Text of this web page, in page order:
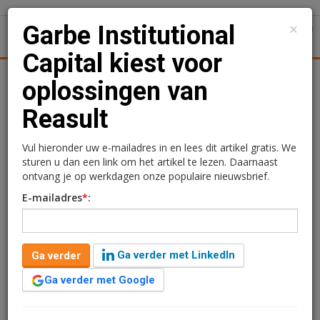
Uitgelicht
Garbe Institutional
Capital kiest voor
oplossingen van Reasult
Naar nu bekend is geworden is tijdens de Provada met
een ferme handdruk de samenwerking tussen Reasult
en Garbe Institutional Capital bekrachtigd. Ter
×
Garbe Institutional
Capital kiest voor
oplossingen van
Reasult
Vul hieronder uw e-mailadres in en lees dit artikel gratis. We
sturen u dan een link om het artikel te lezen. Daarnaast
ontvang je op werkdagen onze populaire nieuwsbrief.
E-mailadres*:
Ga verder
Ga verder met LinkedIn
Ga verder met Google